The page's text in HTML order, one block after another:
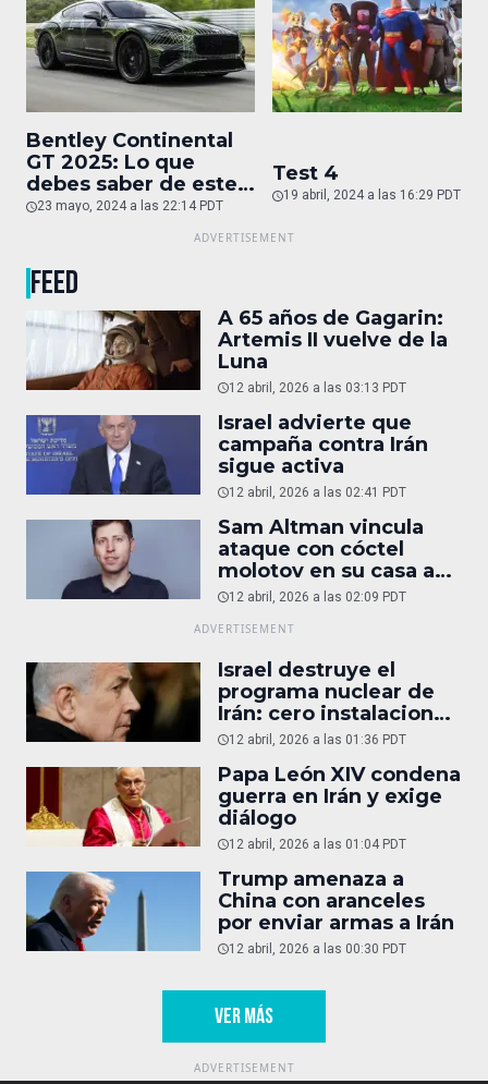
Bentley Continental
GT 2025: Lo que
debes saber de este
auto de superlujo
23 mayo, 2024 a las 22:14 PDT
Test 4
19 abril, 2024 a las 16:29 PDT
FEED
A 65 años de Gagarin:
Artemis II vuelve de la
Luna
12 abril, 2026 a las 03:13 PDT
Israel advierte que
campaña contra Irán
sigue activa
12 abril, 2026 a las 02:41 PDT
Sam Altman vincula
ataque con cóctel
molotov en su casa a
reportaje
12 abril, 2026 a las 02:09 PDT
Israel destruye el
programa nuclear de
Irán: cero instalaciones
operativas
12 abril, 2026 a las 01:36 PDT
Papa León XIV condena
guerra en Irán y exige
diálogo
12 abril, 2026 a las 01:04 PDT
Trump amenaza a
China con aranceles
por enviar armas a Irán
12 abril, 2026 a las 00:30 PDT
VER MÁS